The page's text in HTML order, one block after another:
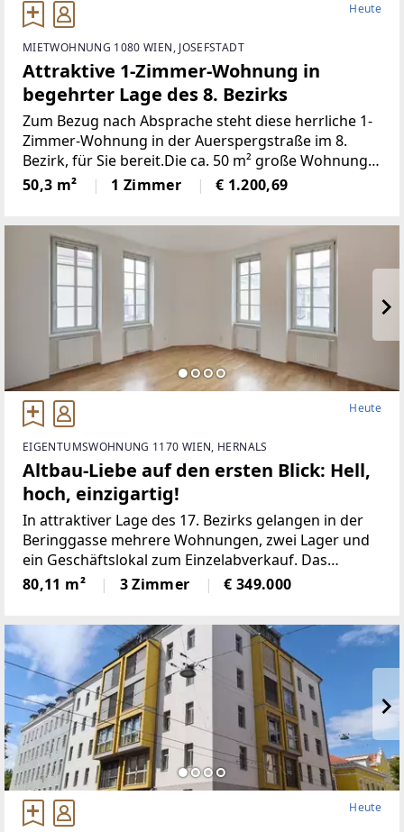
Heute
MIETWOHNUNG 1080 WIEN, JOSEFSTADT
Attraktive 1-Zimmer-Wohnung in
begehrter Lage des 8. Bezirks
Zum Bezug nach Absprache steht diese herrliche 1-
Zimmer-Wohnung in der Auerspergstraße im 8.
Bezirk, für Sie bereit.Die ca. 50 m² große Wohnung
befindet sich im 4. Obergeschoss eines schönen
Altbaus und
50,3 m² 1 Zimmer € 1.200,69
Heute
EIGENTUMSWOHNUNG 1170 WIEN, HERNALS
Altbau-Liebe auf den ersten Blick: Hell,
hoch, einzigartig!
In attraktiver Lage des 17. Bezirks gelangen in der
Beringgasse mehrere Wohnungen, zwei Lager und
ein Geschäftslokal zum Einzelabverkauf. Das
Angebot umfasst überwiegend befristet und
unfristet vermietete sowie einige leerstehende
80,11 m² 3 Zimmer € 349.000
Heute